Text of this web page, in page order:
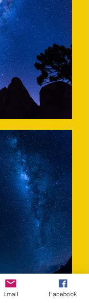
Email Facebook